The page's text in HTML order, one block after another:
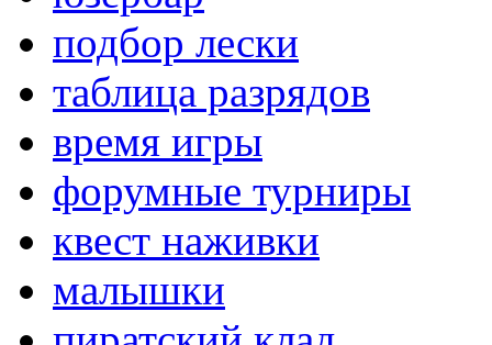
подбор лески
таблица разрядов
время игры
форумные турниры
квест наживки
малышки